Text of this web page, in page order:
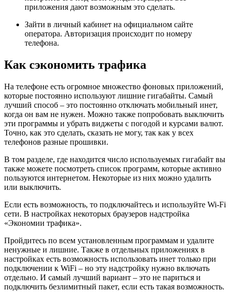
приложения дают возможным это сделать.
Зайти в личный кабинет на официальном сайте
оператора. Авторизация происходит по номеру
телефона.
Как сэкономить трафика
На телефоне есть огромное множество фоновых приложений,
которые постоянно используют лишние гигабайты. Самый
лучший способ – это постоянно отключать мобильный инет,
когда он вам не нужен. Можно также попробовать выключить
эти программы и убрать виджеты с погодой и курсами валют.
Точно, как это сделать, сказать не могу, так как у всех
телефонов разные прошивки.
В том разделе, где находится число используемых гигабайт вы
также можете посмотреть список программ, которые активно
пользуются интернетом. Некоторые из них можно удалить
или выключить.
Если есть возможность, то подключайтесь и используйте Wi-Fi
сети. В настройках некоторых браузеров надстройка
«Экономии трафика».
Пройдитесь по всем установленным программам и удалите
ненужные и лишние. Также в отдельных приложениях в
настройках есть возможность использовать инет только при
подключении к WiFi – но эту надстройку нужно включать
отдельно. И самый лучший вариант – это не париться и
подключить безлимитный пакет, если есть такая возможность.